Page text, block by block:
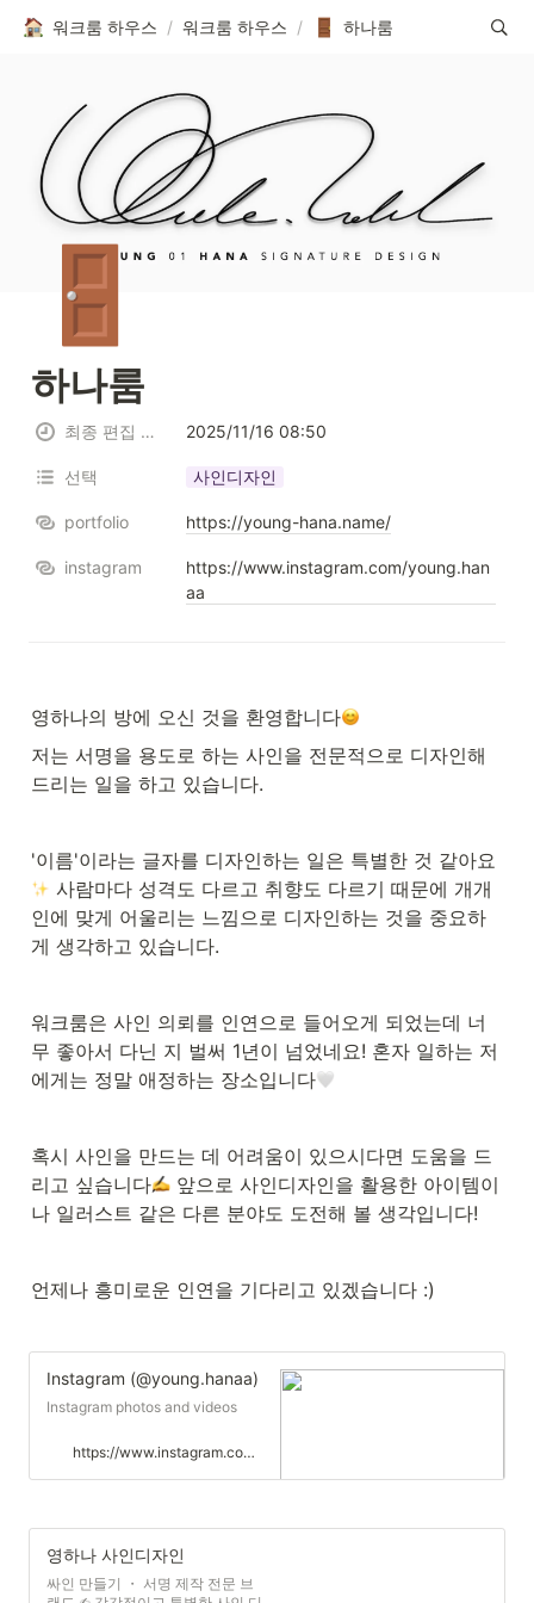
워크룸 하우스 / 워크룸 하우스 / 하나룸
🚪
하나룸
최종 편집 일시 2025/11/16 08:50
선택 사인디자인
portfolio https://young-hana.name/
instagram
https://www.instagram.com/young.han
aa
영하나의 방에 오신 것을 환영합니다
저는 서명을 용도로 하는 사인을 전문적으로 디자인해
드리는 일을 하고 있습니다.
'이름'이라는 글자를 디자인하는 일은 특별한 것 같아요
사람마다 성격도 다르고 취향도 다르기 때문에 개개
인에 맞게 어울리는 느낌으로 디자인하는 것을 중요하
게 생각하고 있습니다.
워크룸은 사인 의뢰를 인연으로 들어오게 되었는데 너
무 좋아서 다닌 지 벌써 1년이 넘었네요! 혼자 일하는 저
에게는 정말 애정하는 장소입니다
혹시 사인을 만드는 데 어려움이 있으시다면 도움을 드
리고 싶습니다
앞으로 사인디자인을 활용한 아이템이
나 일러스트 같은 다른 분야도 도전해 볼 생각입니다!
언제나 흥미로운 인연을 기다리고 있겠습니다 :)
Instagram (@young.hanaa)
Instagram photos and videos
https://www.instagram.com/young.hanaa
영하나 사인디자인
싸인 만들기 ・ 서명 제작 전문 브